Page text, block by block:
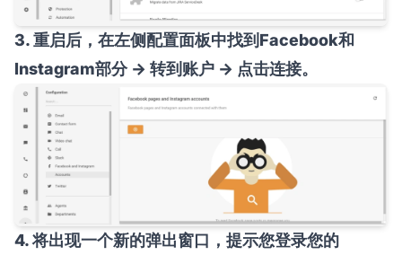
3. 重启后，在左侧配置面板中找到Facebook和
Instagram部分 → 转到账户 → 点击连接。
4. 将出现一个新的弹出窗口，提示您登录您的